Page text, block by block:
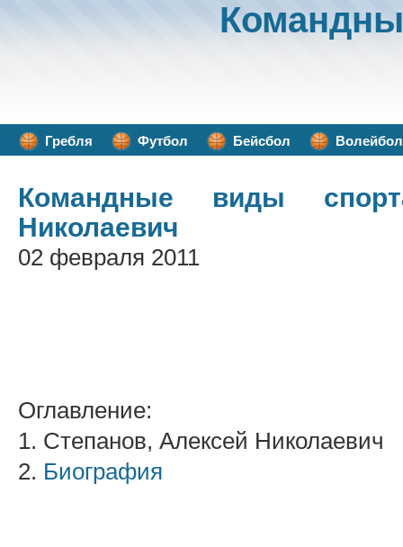
Гребля Футбол Бейсбол Волейбол
Командные виды
Николаевич
02 февраля 2011
Оглавление:
1. Степанов, Алексей Николаевич
2. Биография